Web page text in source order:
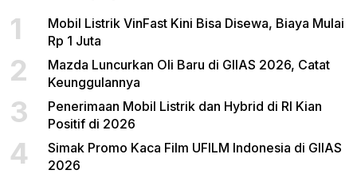
1
Mobil Listrik VinFast Kini Bisa Disewa, Biaya Mulai
Rp 1 Juta
2
Mazda Luncurkan Oli Baru di GIIAS 2026, Catat
Keunggulannya
3
Penerimaan Mobil Listrik dan Hybrid di RI Kian
Positif di 2026
4
Simak Promo Kaca Film UFILM Indonesia di GIIAS
2026